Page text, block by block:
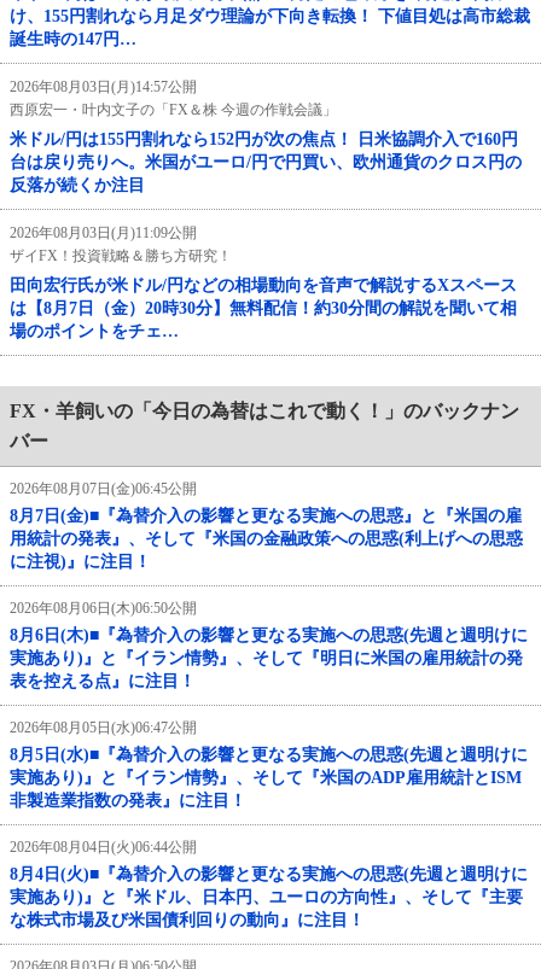
け、155円割れなら月足ダウ理論が下向き転換！ 下値目処は高市総裁
誕生時の147円…
2026年08月03日(月)14:57公開
西原宏一・叶内文子の「FX＆株 今週の作戦会議」
米ドル/円は155円割れなら152円が次の焦点！ 日米協調介入で160円
台は戻り売りへ。米国がユーロ/円で円買い、欧州通貨のクロス円の
反落が続くか注目
2026年08月03日(月)11:09公開
ザイFX！投資戦略＆勝ち方研究！
田向宏行氏が米ドル/円などの相場動向を音声で解説するXスペース
は【8月7日（金）20時30分】無料配信！約30分間の解説を聞いて相
場のポイントをチェ…
FX・羊飼いの「今日の為替はこれで動く！」のバックナン
バー
2026年08月07日(金)06:45公開
8月7日(金)■『為替介入の影響と更なる実施への思惑』と『米国の雇
用統計の発表』、そして『米国の金融政策への思惑(利上げへの思惑
に注視)』に注目！
2026年08月06日(木)06:50公開
8月6日(木)■『為替介入の影響と更なる実施への思惑(先週と週明けに
実施あり)』と『イラン情勢』、そして『明日に米国の雇用統計の発
表を控える点』に注目！
2026年08月05日(水)06:47公開
8月5日(水)■『為替介入の影響と更なる実施への思惑(先週と週明けに
実施あり)』と『イラン情勢』、そして『米国のADP雇用統計とISM
非製造業指数の発表』に注目！
2026年08月04日(火)06:44公開
8月4日(火)■『為替介入の影響と更なる実施への思惑(先週と週明けに
実施あり)』と『米ドル、日本円、ユーロの方向性』、そして『主要
な株式市場及び米国債利回りの動向』に注目！